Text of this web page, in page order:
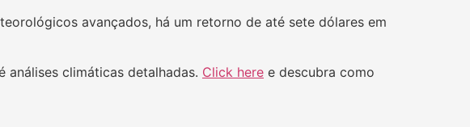
avançados, há um retorno de até sete dólares em
climáticas detalhadas. Click here e descubra como